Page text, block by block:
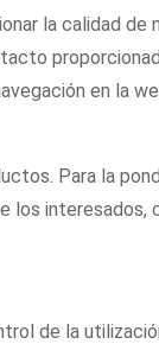
la calidad de
en la
Para la
los interesados,
de la